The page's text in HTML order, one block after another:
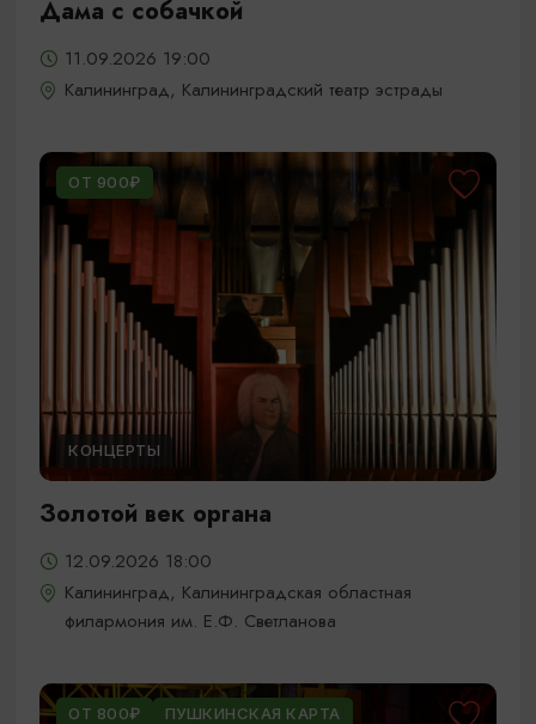
Дама с собачкой
11.09.2026 19:00
Калининград, Калининградский театр эстрады
ОТ 900₽
КОНЦЕРТЫ
Золотой век органа
12.09.2026 18:00
Калининград, Калининградская областная
филармония им. Е.Ф. Светланова
ОТ 800₽ ПУШКИНСКАЯ КАРТА